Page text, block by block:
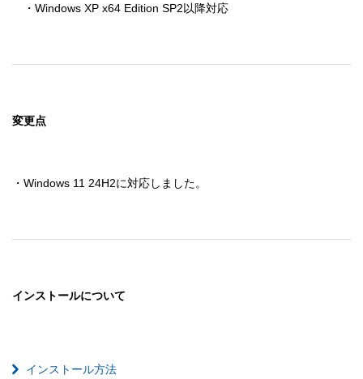
・Windows XP x64 Edition SP2以降対応
変更点
・Windows 11 24H2に対応しました。
インストールについて
インストール方法